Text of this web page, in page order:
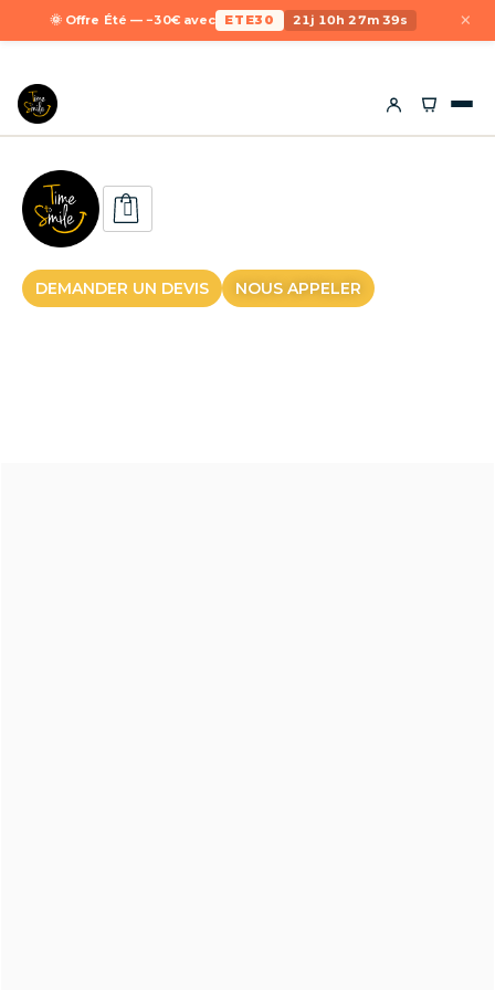
🌞 Offre Été — −30€ avec ETE30 21j 10h 27m 39s ×
DEMANDER UN DEVIS NOUS APPELER